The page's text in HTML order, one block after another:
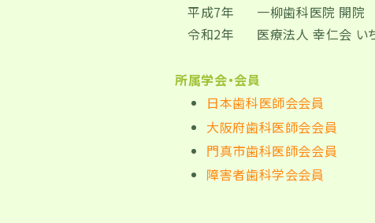
平成7年
一柳歯科医院 開院
令和2年
医療法人 幸仁会 い
所属学会・会員
日本歯科医師会会員
大阪府歯科医師会会員
門真市歯科医師会会員
障害者歯科学会会員